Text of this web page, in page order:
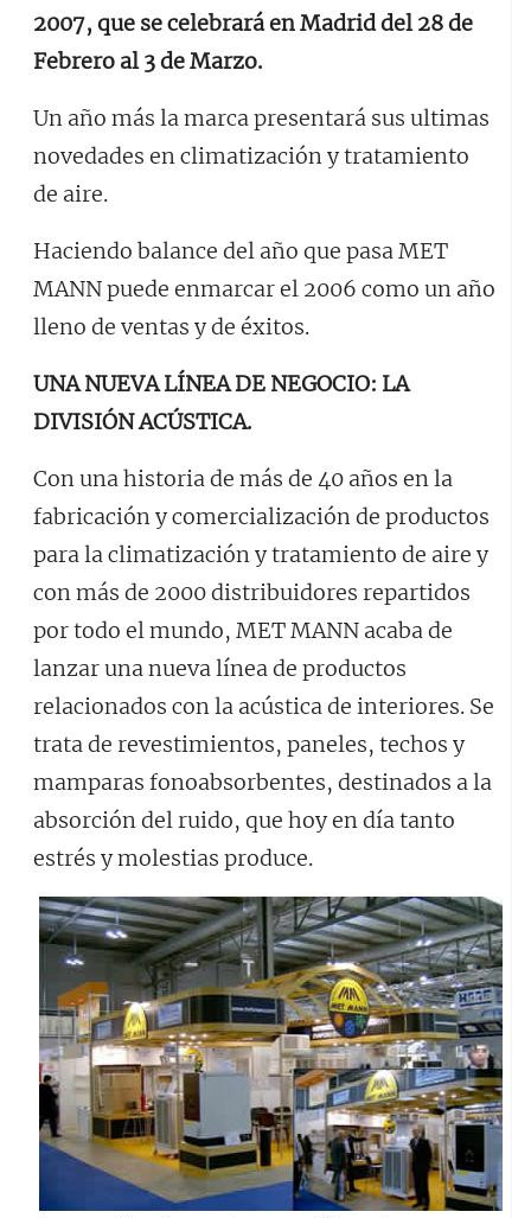
2007, que se celebrará en Madrid del 28 de
Febrero al 3 de Marzo.
Un año más la marca presentará sus ultimas
novedades en climatización y tratamiento
de aire.
Haciendo balance del año que pasa MET
MANN puede enmarcar el 2006 como un año
lleno de ventas y de éxitos.
UNA NUEVA LÍNEA DE NEGOCIO: LA
DIVISIÓN ACÚSTICA.
Con una historia de más de 40 años en la
fabricación y comercialización de productos
para la climatización y tratamiento de aire y
con más de 2000 distribuidores repartidos
por todo el mundo, MET MANN acaba de
lanzar una nueva línea de productos
relacionados con la acústica de interiores. Se
trata de revestimientos, paneles, techos y
mamparas fonoabsorbentes, destinados a la
absorción del ruido, que hoy en día tanto
estrés y molestias produce.